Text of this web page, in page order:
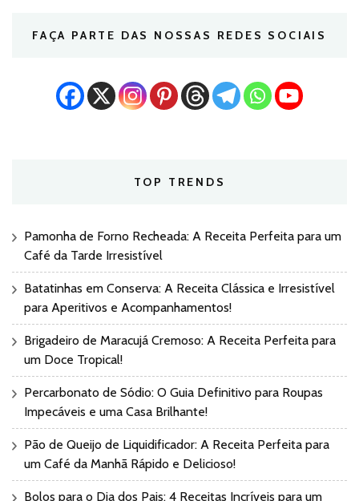
FAÇA PARTE DAS NOSSAS REDES SOCIAIS
TOP TRENDS
Pamonha de Forno Recheada: A Receita Perfeita para um
Café da Tarde Irresistível
Batatinhas em Conserva: A Receita Clássica e Irresistível
para Aperitivos e Acompanhamentos!
Brigadeiro de Maracujá Cremoso: A Receita Perfeita para
um Doce Tropical!
Percarbonato de Sódio: O Guia Definitivo para Roupas
Impecáveis e uma Casa Brilhante!
Pão de Queijo de Liquidificador: A Receita Perfeita para
um Café da Manhã Rápido e Delicioso!
Bolos para o Dia dos Pais: 4 Receitas Incríveis para um